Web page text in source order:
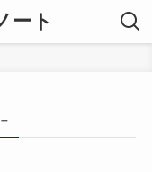
ート